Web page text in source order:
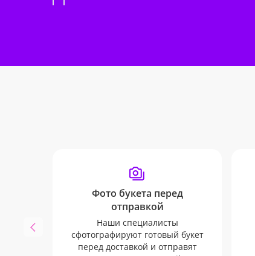
Фото букета перед
отправкой
Наши специалисты
сфотографируют готовый букет
перед доставкой и отправят